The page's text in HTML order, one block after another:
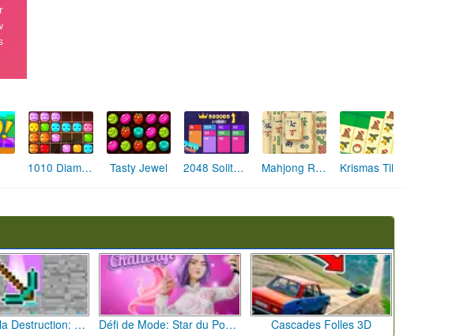
1010 Diamonds Rush Tasty Jewel 2048 Solitaire 2 Mahjong Real Krismas Tiles
Maître de la Destruction: Fusion de Pioches Défi de Mode: Star du Podium Cascades Folles 3D